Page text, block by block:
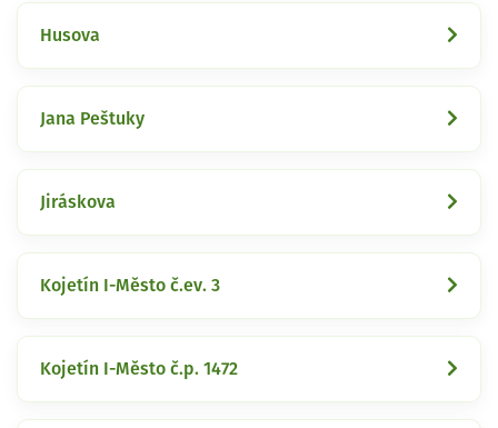
Husova
Jana Peštuky
Jiráskova
Kojetín I-Město č.ev. 3
Kojetín I-Město č.p. 1472